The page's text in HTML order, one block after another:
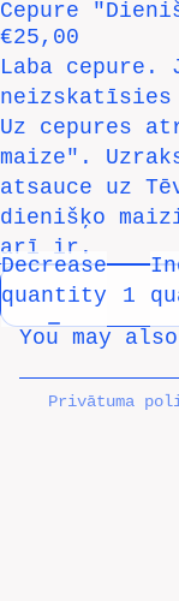
Open
image
in
full
screen
Open
image
in
full
screen
Open
image
in
full
screen
Open
image
in
full
screen
Cepure
€25,00
Laba
Uz cepures
maize".
atsauce uz
dienišķo
arī ir.
Decrease
quantity
You may
Privātuma